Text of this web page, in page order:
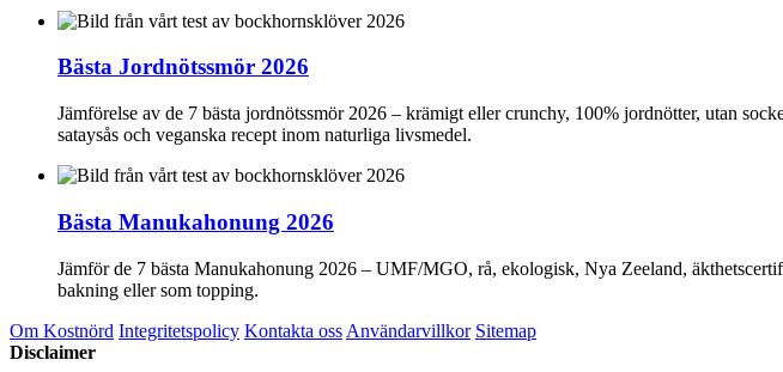
Bästa Jordnötssmör 2026
Jämförelse av de 7 bästa jordnötssmör 2026 – krämigt eller crunchy, 100% jordnötter, utan
sataysås och veganska recept inom naturliga livsmedel.
Bästa Manukahonung 2026
Jämför de 7 bästa Manukahonung 2026 – UMF/MGO, rå, ekologisk, Nya Zeeland,
bakning eller som topping.
Om Kostnörd Integritetspolicy Kontakta oss Användarvillkor Sitemap
Disclaimer